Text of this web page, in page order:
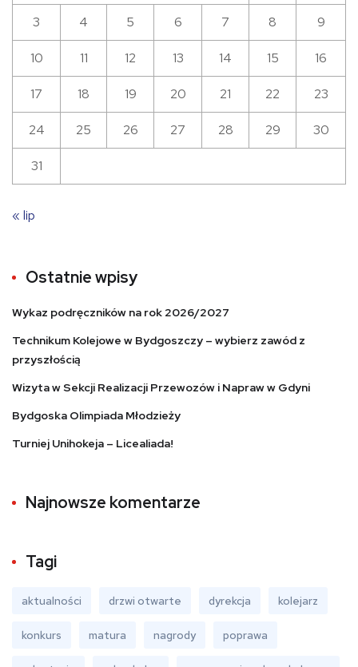
3 4 5 6 7 8 9
10 11 12 13 14 15 16
17 18 19 20 21 22 23
24 25 26 27 28 29 30
31
« lip
Ostatnie wpisy
Wykaz podręczników na rok 2026/2027
Technikum Kolejowe w Bydgoszczy – wybierz zawód z
przyszłością
Wizyta w Sekcji Realizacji Przewozów i Napraw w Gdyni
Bydgoska Olimpiada Młodzieży
Turniej Unihokeja – Licealiada!
Najnowsze komentarze
Tagi
aktualności drzwi otwarte dyrekcja kolejarz
konkurs matura nagrody poprawa